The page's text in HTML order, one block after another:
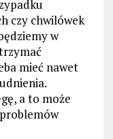
czy chwilówek
w
mieć nawet
a to może